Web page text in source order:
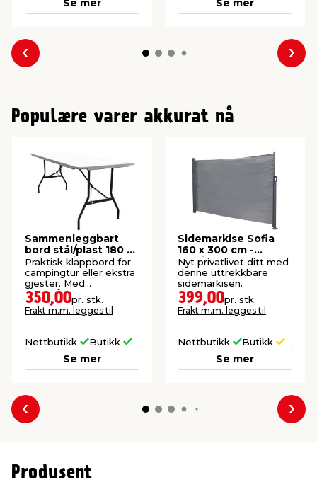
Se mer Se mer
Forrige
Populære varer akkurat nå
Sammenleggbart
bord stål/plast 180 x
75 cm hvit
Praktisk klappbord for
campingtur eller ekstra
gjester. Med
bærehåndtak.
350,00pr. stk.
Frakt m.m. legges til
Nettbutikk Butikk
Se mer
Sidemarkise Sofia
160 x 300 cm -
Sunlife®
Nyt privatlivet ditt med
denne uttrekkbare
sidemarkisen.
399,00pr. stk.
Frakt m.m. legges til
Nettbutikk Butikk
Se mer
Forrige
Produsent